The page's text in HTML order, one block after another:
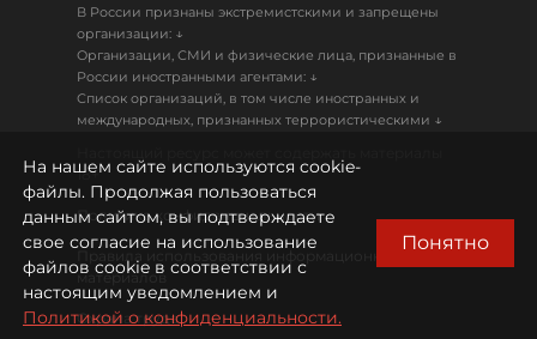
В России признаны экстремистскими и запрещены
организации: ↓
Организации, СМИ и физические лица, признанные в
России иностранными агентами: ↓
Список организаций, в том числе иностранных и
международных, признанных террористическими ↓
18+
Политика конфиденциальности
Правила использования информационных
материалов
Охрана труда
На нашем сайте используются cookie-
файлы. Продолжая пользоваться
данным сайтом, вы подтверждаете
свое согласие на использование
файлов cookie в соответствии с
настоящим уведомлением и
Политикой о конфиденциальности.
Понятно